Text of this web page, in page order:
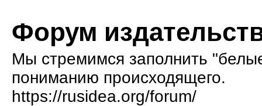
Форум
Мы стремимся заполнить
пониманию происходящего.
https://rusidea.org/forum/